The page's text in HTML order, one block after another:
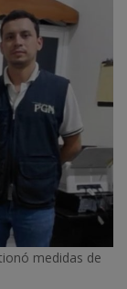
medidas de